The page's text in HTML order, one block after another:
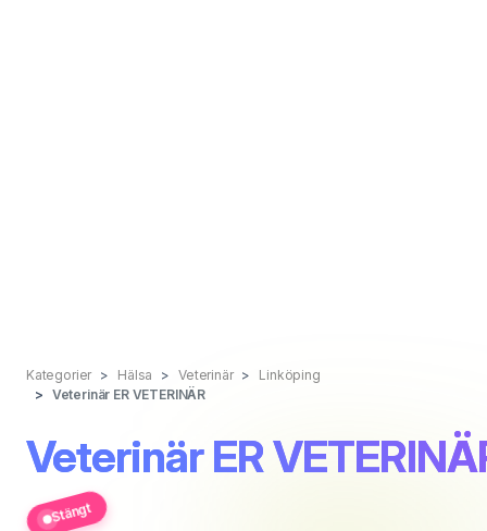
Kategorier Hälsa Veterinär
Linköping
Veterinär ER VETERINÄR
Veterinär ER
Stängt